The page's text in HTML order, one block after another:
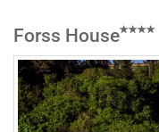
Forss House